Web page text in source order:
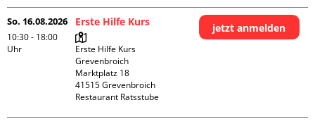
So. 16.08.2026
10:30 - 18:00
Uhr
Erste Hilfe Kurs
Erste Hilfe Kurs
Grevenbroich
Marktplatz 18
41515 Grevenbroich
Restaurant Ratsstube
jetzt anmelden